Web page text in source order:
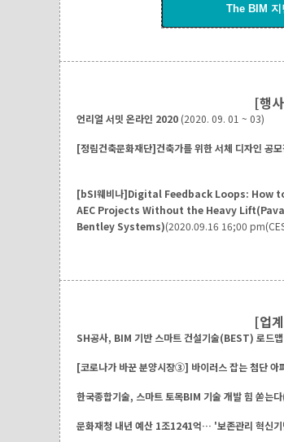
The BIM 지
[행
언리얼 서밋 온라인 2020 (2020. 09. 01 ~ 03)
[정림건축문화재단]건축가를 위한 서체 디자인 공모
[bSI웨비나]Digital Feedback Loops:
AEC Projects Without the Heavy
Bentley Systems)(2020.09.16 16;00
[업
SH공사, BIM 기반 스마트 건설기술(BEST) 로드
[코로나가 바꾼 분양시장③] 바이러스 잡는 첨단 아
한국종합기술, 스마트 토목BIM 기술 개발 힘 쏟는다
문화재청 내년 예산 1조1241억… '보존관리 혁신